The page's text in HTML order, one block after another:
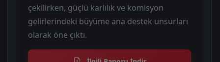
çekilirken, güçlü karlılık ve komisyon
gelirlerindeki büyüme ana destek unsurları
olarak öne çıktı.